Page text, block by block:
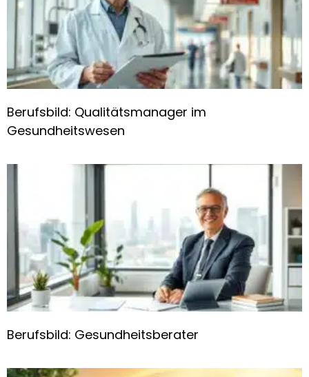
Berufsbild: Qualitätsmanager im
Gesundheitswesen
Berufsbild: Gesundheitsberater